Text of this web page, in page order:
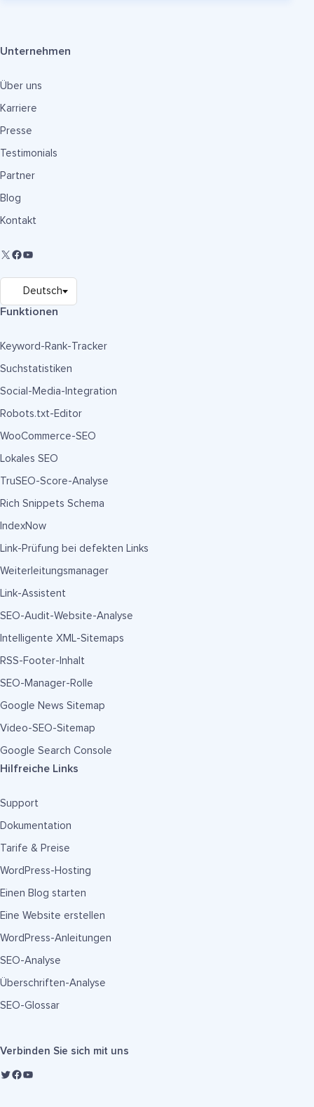
Unternehmen
Über uns
Karriere
Presse
Testimonials
Partner
Blog
Kontakt
Funktionen
Keyword-Rank-Tracker
Suchstatistiken
Social-Media-Integration
Robots.txt-Editor
WooCommerce-SEO
Lokales SEO
TruSEO-Score-Analyse
Rich Snippets Schema
IndexNow
Link-Prüfung bei defekten Links
Weiterleitungsmanager
Link-Assistent
SEO-Audit-Website-Analyse
Intelligente XML-Sitemaps
RSS-Footer-Inhalt
SEO-Manager-Rolle
Google News Sitemap
Video-SEO-Sitemap
Google Search Console
Hilfreiche Links
Support
Dokumentation
Tarife & Preise
WordPress-Hosting
Einen Blog starten
Eine Website erstellen
WordPress-Anleitungen
SEO-Analyse
Überschriften-Analyse
SEO-Glossar
Verbinden Sie sich mit uns